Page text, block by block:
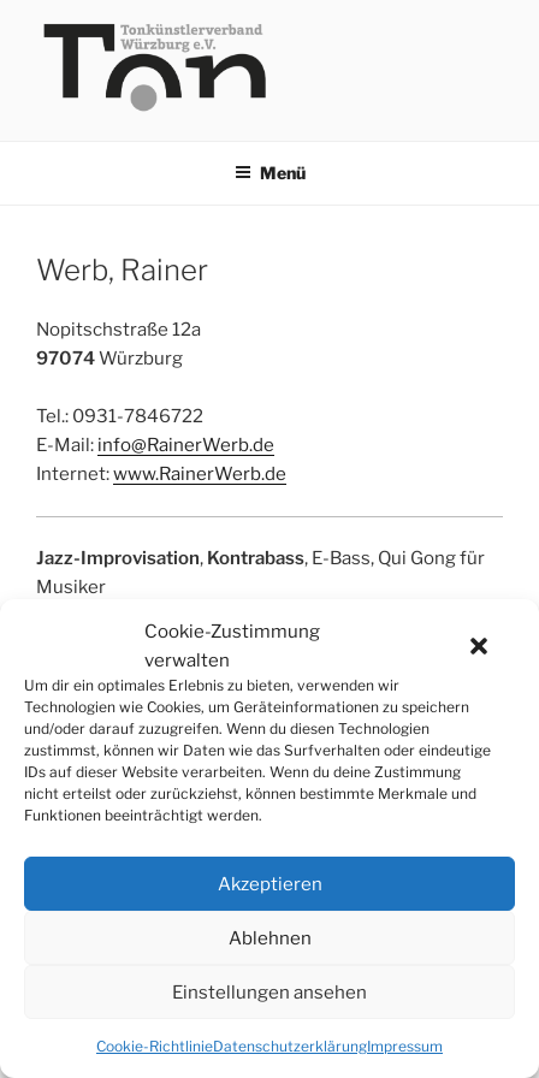
Cookie-Zustimmung
verwalten
Um dir ein optimales Erlebnis zu bieten, verwenden wir
Technologien wie Cookies, um Geräteinformationen zu speichern
und/oder darauf zuzugreifen. Wenn du diesen Technologien
zustimmst, können wir Daten wie das Surfverhalten oder eindeutige
IDs auf dieser Website verarbeiten. Wenn du deine Zustimmung
nicht erteilst oder zurückziehst, können bestimmte Merkmale und
Funktionen beeinträchtigt werden.
Akzeptieren
Ablehnen
Einstellungen ansehen
Cookie-RichtlinieDatenschutzerklärungImpressum
Inhalt
Menü
Werb, Rainer
Nopitschstraße 12a
97074Würzburg
Tel.: 0931-7846722
E-Mail: info@RainerWerb.de
Internet:www.RainerWerb.de
Jazz-Improvisation, Kontrabass, E-Bass, Qui Gong für
Musiker
SUCHE
Suchen
nach:
Tonkünstlerverband Würzburg e.V.